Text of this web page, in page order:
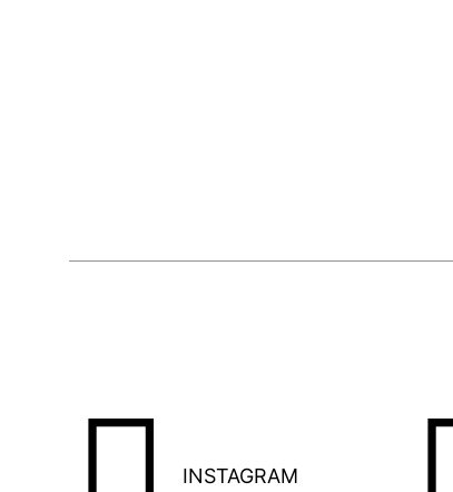
INSTAGRAM